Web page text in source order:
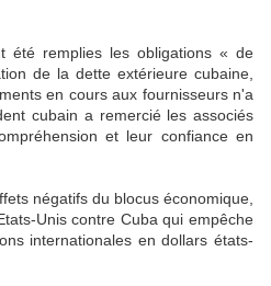
été remplies les obligations « de
de la dette extérieure cubaine,
en cours aux fournisseurs n'a
cubain a remercié les associés
et leur confiance en
négatifs du blocus économique,
Unis contre Cuba qui empêche
internationales en dollars états-